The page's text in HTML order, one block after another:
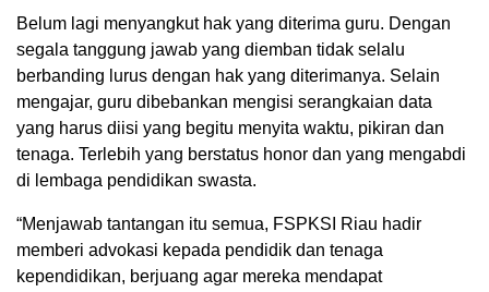
Belum lagi menyangkut hak yang diterima guru. Dengan
segala tanggung jawab yang diemban tidak selalu
berbanding lurus dengan hak yang diterimanya. Selain
mengajar, guru dibebankan mengisi serangkaian data
yang harus diisi yang begitu menyita waktu, pikiran dan
tenaga. Terlebih yang berstatus honor dan yang mengabdi
di lembaga pendidikan swasta.
“Menjawab tantangan itu semua, FSPKSI Riau hadir
memberi advokasi kepada pendidik dan tenaga
kependidikan, berjuang agar mereka mendapat